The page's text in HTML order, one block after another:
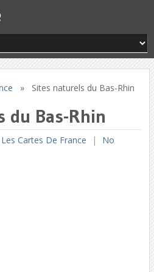
» Sites naturels du Bas-Rhin
du Bas-Rhin
Les Cartes De France
No